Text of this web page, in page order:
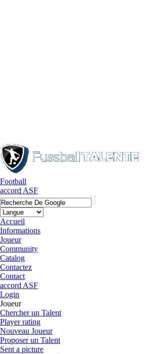
Football
accord ASF
Accueil
Informations
Joueur
Community
Catalog
Contactez
Contact
accord ASF
Login
Joueur
Chercher un Talent
Player rating
Nouveau Joueur
Proposer un Talent
Sent a picture